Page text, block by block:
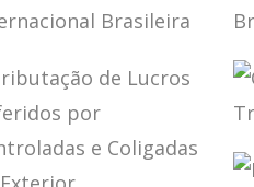
ÓTICA DO CARF
FISCAL